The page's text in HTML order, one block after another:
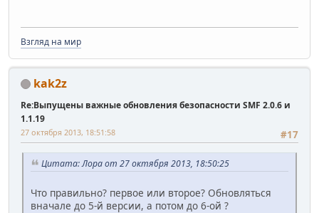
Взгляд на мир
kak2z
Re:Выпущены важные обновления безопасности SMF 2.0.6 и
1.1.19
#17
27 октября 2013, 18:51:58
Цитата: Лора от 27 октября 2013, 18:50:25
Что правильно? первое или второе? Обновляться
вначале до 5-й версии, а потом до 6-ой ?